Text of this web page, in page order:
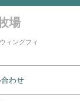
場
ィングフィ
わせ